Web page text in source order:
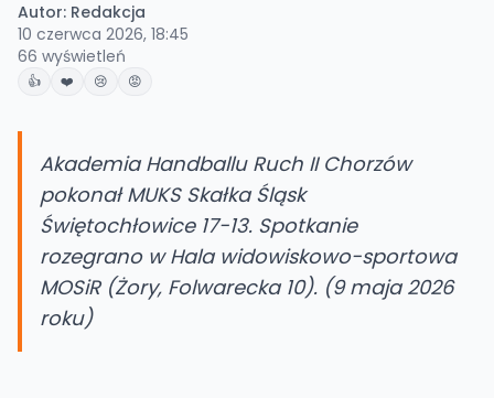
Autor: Redakcja
10 czerwca 2026, 18:45
66 wyświetleń
👍 ❤️ 😢 😡
Akademia Handballu Ruch II Chorzów
pokonał MUKS Skałka Śląsk
Świętochłowice 17-13. Spotkanie
rozegrano w Hala widowiskowo-sportowa
MOSiR (Żory, Folwarecka 10). (9 maja 2026
roku)